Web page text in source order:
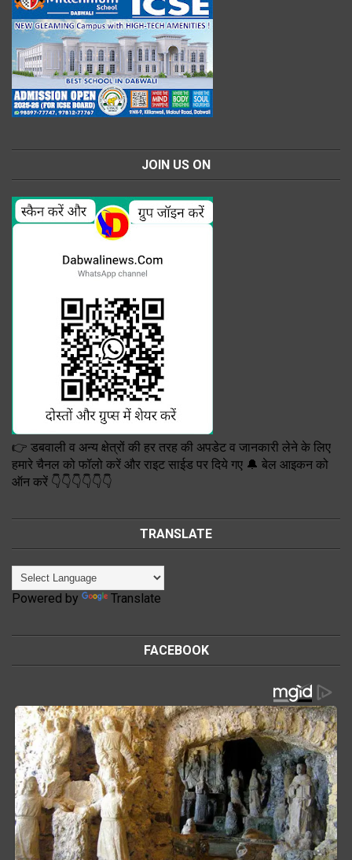
JOIN US ON
👉 डबवाली व अन्य क्षेत्रों की हर तरह की अपडेट व जानकारी लेने के लिए
हमारे चैनल को फॉलो करें और राइट साईड पर दिये गए 🔔 बेल आइकन को
ऑन करें 👇👇👇👇👇👇
TRANSLATE
Powered by Translate
FACEBOOK